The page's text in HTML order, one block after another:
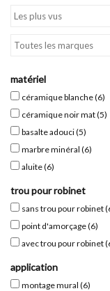
Toilettes
Robinets & vidanges
Meubles
Miroirs
Accessoires de salle de
pièce de rechange
Marques
matériel
céramique blanche(6)
céramique noir mat(5)
basalte adouci(5)
marbre minéral (6)
aluite(6)
trou pour robinet
sans trou pour robinet
point d'amorçage(6)
avec trou pour robinet
application
montage mural (6)